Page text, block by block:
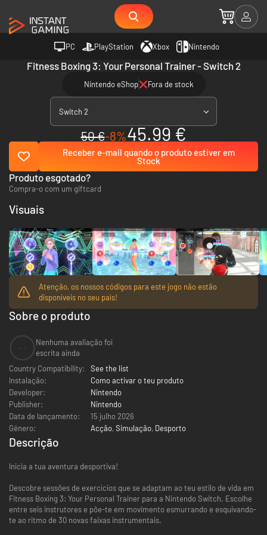
PC PlayStation Xbox Nintendo
Fitness Boxing 3: Your Personal Trainer - Switch 2
Nintendo eShop Fora de stock
Switch 2
50 €-8%45.99 €
Receber e-mail quando o produto estiver em
Stock
Atenção, os nossos códigos para este jogo não estão
disponíveis no seu país!
Produto esgotado?
Compra-o com um giftcard
Sobre o produto
Nenhuma avaliação foi
escrita ainda
Country Compatibility:
See the list
Instalação:
Como activar o teu produto
Developer:
Nintendo
Publisher:
Nintendo
Data de lançamento:
15 julho 2026
Género:
Acção, Simulação, Desporto
Visuais
Descrição
Inicia a tua aventura desportiva!
Descobre sessões de exercícios que se adaptam ao teu estilo de vida em
Fitness Boxing 3: Your Personal Trainer para a Nintendo Switch. Escolhe
entre seis instrutores e põe-te em movimento esmurrando e esquivando-
te ao ritmo de 30 novas faixas instrumentais.